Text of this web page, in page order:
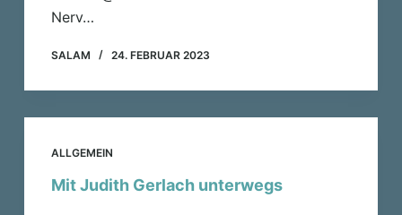
Nerv…
SALAM 24. FEBRUAR 2023
ALLGEMEIN
Mit Judith Gerlach unterwegs